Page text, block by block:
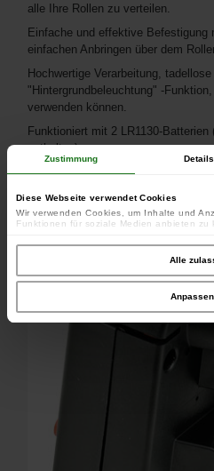
Zustimmung Details
Diese Webseite verwendet Cookies
Wir verwenden Cookies, um Inhalte und
Funktionen für soziale Medien anbieten
unserer Website an unsere Partner für
weiter. Unsere Partner führen diese
Daten zusammen, die Sie ihnen
Ihrer Nutzung der Dienste gesammelt
Alle
Anpassen
alle Ihre Rollen zu verteilen.
Einfache und effektive Befestigung
einfachen Anbringen über dem
Hochwertige Verarbeitung,
"Hintergrundbeleuchtung" -
verwenden können.
Funktioniert mit 2 LR1130-
enthalten).